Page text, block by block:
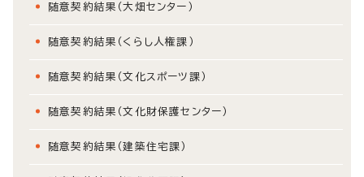
随意契約結果（大畑センター）
随意契約結果（くらし人権課）
随意契約結果（文化スポーツ課）
随意契約結果（文化財保護センター）
随意契約結果（建築住宅課）